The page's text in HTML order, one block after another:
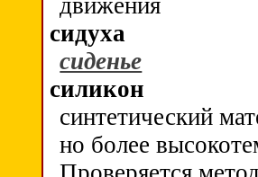
движения
сидуха
сиденье
силикон
синтетический
но более